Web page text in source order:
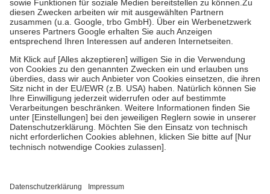
Kosten der Leistung zu entrichten.
Diese Regeln gelten grundsätzlich auch für Online-Apotheken.
Bei Heilmitteln und häuslicher Krankenpflege beträgt die
Zuzahlung zehn Prozent der Kosten sowie zehn Euro je
Verordnung.
Um das Engagement der Versicherten für ihre eigene Gesundheit zu
stärken und die besondere Stellung der Familie zu unterstützen,
fallenkeine Zuzahlungenan bei:
• Kindern und Jugendlichen bis zum vollendeten 18. Lebensjahr
mit Ausnahme der Fahrkosten
• Untersuchungen zur Vorsorge und Früherkennung, die von der
GKV getragen werden